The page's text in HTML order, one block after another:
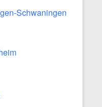
Schwaningen